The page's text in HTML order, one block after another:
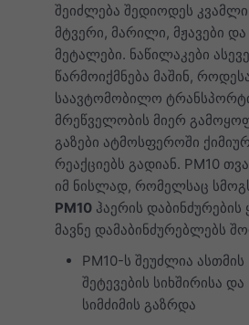
შეიძლება შედიოდეს
მტვერი, მარილი, მჟავები და
მეტალები. ნაწილაკები ასევე
წარმოიქმნება მაშინ,
საავტომობილო
მრეწველობის მიერ
გაზები ატმოსფეროში
რეაქციებს გადიან. PM10
იმ ნისლად, რომელსაც
PM10 ჰაერის დაბინძურების
მავნე დამაბინძურებლებს
PM10-ს შეუძლია ასთმის
შეტევების სიხშირისა და
სიმძიმის გაზრდა